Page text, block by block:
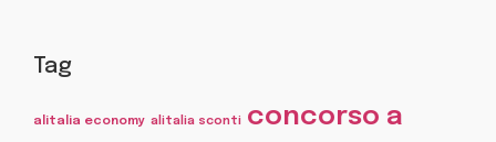
Tag
alitalia economy alitalia sconti concorso a